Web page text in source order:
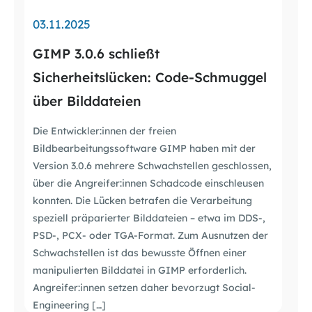
03.11.2025
GIMP 3.0.6 schließt
Sicherheitslücken: Code-Schmuggel
über Bilddateien
Die Entwickler:innen der freien
Bildbearbeitungssoftware GIMP haben mit der
Version 3.0.6 mehrere Schwachstellen geschlossen,
über die Angreifer:innen Schadcode einschleusen
konnten. Die Lücken betrafen die Verarbeitung
speziell präparierter Bilddateien – etwa im DDS-,
PSD-, PCX- oder TGA-Format. Zum Ausnutzen der
Schwachstellen ist das bewusste Öffnen einer
manipulierten Bilddatei in GIMP erforderlich.
Angreifer:innen setzen daher bevorzugt Social-
Engineering […]